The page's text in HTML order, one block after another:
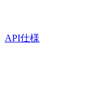
API仕様